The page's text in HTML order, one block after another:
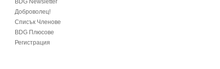
BDG Newsletter
Доброволец!
Списък Членове
BDG Плюсове
Регистрация